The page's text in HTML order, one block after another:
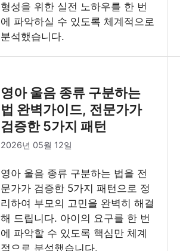
형성을 위한 실전 노하우를 한 번
에 파악하실 수 있도록 체계적으로
분석했습니다.
영아 울음 종류 구분하는
법 완벽가이드, 전문가가
검증한 5가지 패턴
2026년 05월 12일
영아 울음 종류 구분하는 법을 전
문가가 검증한 5가지 패턴으로 정
리하여 부모의 고민을 완벽히 해결
해 드립니다. 아이의 요구를 한 번
에 파악할 수 있도록 핵심만 체계
적으로 분석했습니다.